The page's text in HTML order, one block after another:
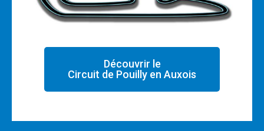
Découvrir le
Circuit de Pouilly en Auxois